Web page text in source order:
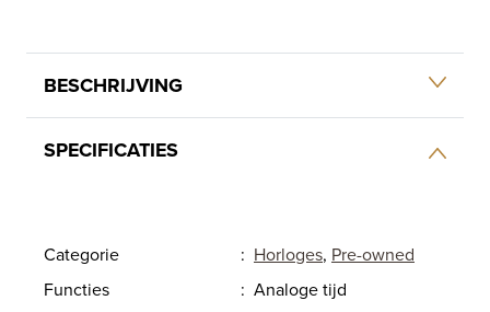
BESCHRIJVING
SPECIFICATIES
Categorie : Horloges, Pre-owned
Functies
: Analoge tijd